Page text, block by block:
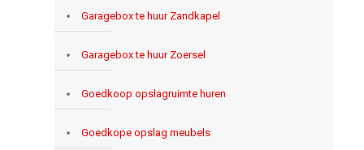
Garagebox te huur Zandkapel
Garagebox te huur Zoersel
Goedkoop opslagruimte huren
Goedkope opslag meubels